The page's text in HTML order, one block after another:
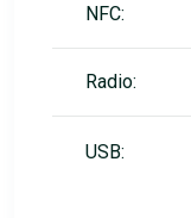
NFC:
Radio:
USB: